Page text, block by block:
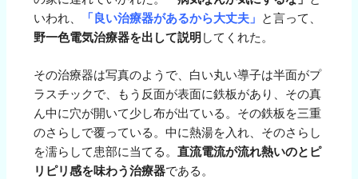
いわれ、
「良い治療器があるから大丈夫」 と言って、
野一色電気治療器を出して説明 してくれた。
その治療器は写真のようで、白い丸い導子は半面がプ
ラスチックで、もう反面が表面に鉄板があり、その真
ん中に穴が開いて少し布が出ている。その鉄板を三重
のさらしで覆っている。中に熱湯を入れ、そのさらし
を濡らして患部に当てる。直流電流が流れ熱いのとピ
リピリ感を味わう治療器である。